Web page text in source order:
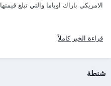
الامريكي باراك اوباما والتي تبلغ قيمتها 825 مليار دولار.
قراءة الخبر كاملاً
شنطة